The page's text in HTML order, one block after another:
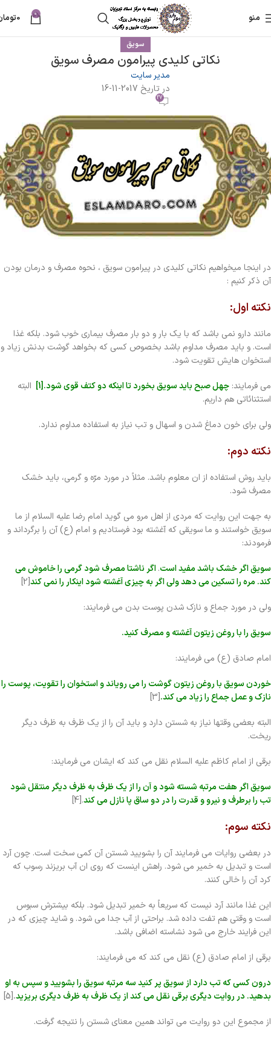
منو 0
0
سویق
نکاتی کلیدی پیرامون مصرف سویق
مدیر سایت
در تاریخ 2017-11-16
27
در اینجا میخواهیم نکاتی کلیدی در پیرامون سویق ، نحوه مصرف و درمان بودن
آن ذکر کنیم :
نکته اول:
مانند دارو نمی باشد که با یک بار و دو بار مصرف بیماری خوب شود. بلکه غذا
است. و باید مصرف مداوم باشد بخصوص کسی که بخواهد گوشت بدنش زیاد و
استخوان هایش تقویت شود.
می فرمایند: چهل صبح باید سویق بخورد تا اینکه دو کتف قوی شود.[1]
البته
استثنائاتی هم داریم.
ولی برای خون دماغ شدن و اسهال و تب نیاز به استفاده مداوم ندارد.
نکته دوم:
باید روش استفاده از ان معلوم باشد. مثلاً در مورد مرّه و گرمی، باید خشک
مصرف شود.
به جهت این روایت که مردی از اهل مرو می گوید امام رضا علیه السلام از ما
سویق خواستند و ما سویقی که آغشته بود فرستادیم و امام (ع) آن را برگرداند و
فرمودند:
سویق اگر خشک باشد مفید است.اگر ناشتا مصرف شود گرمی را خاموش می
کند. مره را تسکین می دهد ولی اگر به چیزی آغشته شود اینکار را نمی کند[2]
ولی در مورد جماع و نازک شدن پوست بدن می فرمایند:
سویق را با روغن زیتون آغشته و مصرف کنید.
امام صادق (ع) می فرمایند:
خوردن سویق با روغن زیتون گوشت را می رویاند و استخوان را تقویت، پوست را
نازک و عمل جماع را زیاد می کند.[3]
البته بعضی وقتها نیاز به شستن دارد و باید آن را از یک ظرف به ظرف دیگر
ریخت.
برقی از امام کاظم علیه السلام نقل می کند که ایشان می فرمایند:
سویق اگر هفت مرتبه شسته شود و آن را از یک ظرف به ظرف دیگر منتقل شود
تب را برطرف و نیرو و قدرت را در دو ساق پا نازل می کند.[4]
نکته سوم:
در بعضی روایات می فرمایند آن را بشویید شستن آن کمی سخت است. چون آرد
است و تبدیل به خمیر می شود. راهش اینست که روی ان آب بریزند رسوب که
کرد آن را خالی کنند.
این غذا مانند آرد نیست که سریعاً به خمیر تبدیل شود. بلکه بیشترش سبوس
است و وقتی هم تفت داده شد. براحتی از آب جدا می شود. و شاید چیزی که در
این فرایند خارج می شود نشاسته اضافی باشد.
برقی از امام صادق (ع) نقل می کند که می فرمایند:
درون کسی که تب دارد از سویق پر کنید سه مرتبه سویق را بشویید و سپس به او
بدهید. در روایت دیگری برقی نقل می کند از یک ظرف به ظرف دیگری بریزید.
[5]
از مجموع این دو روایت می تواند همین معنای شستن را نتیجه گرفت.